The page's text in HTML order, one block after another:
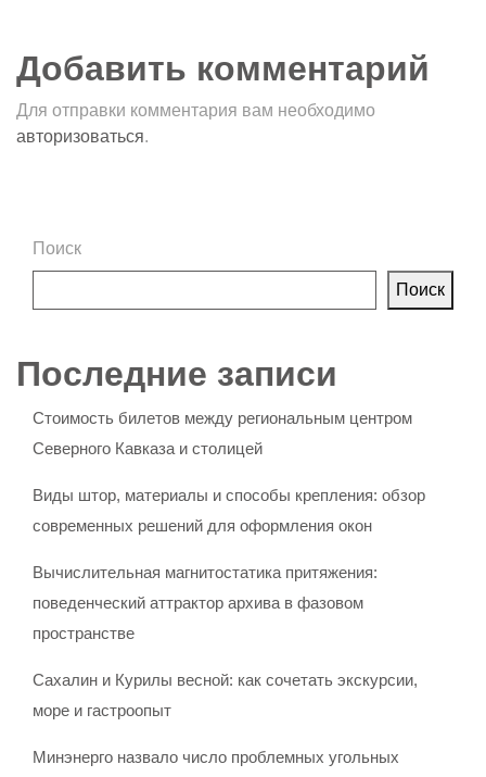
Добавить комментарий
Для отправки комментария вам необходимо
авторизоваться.
Поиск
Поиск
Последние записи
Стоимость билетов между региональным центром
Северного Кавказа и столицей
Виды штор, материалы и способы крепления: обзор
современных решений для оформления окон
Вычислительная магнитостатика притяжения:
поведенческий аттрактор архива в фазовом
пространстве
Сахалин и Курилы весной: как сочетать экскурсии,
море и гастроопыт
Минэнерго назвало число проблемных угольных